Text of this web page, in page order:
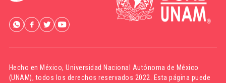
Hecho en México,Universidad Nacional Autónoma de México
(UNAM), todos los derechos reservados 2022. Esta página puede